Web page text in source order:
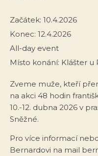
Začátek: 10.4.2026
Konec: 12.4.2026
All-day event
Místo konání: Klášter u
Zveme muže, kteří
na akci 48 hodin
10.-12. dubna 2026 v
Sněžné.
Pro více informací
Bernardovi na mail